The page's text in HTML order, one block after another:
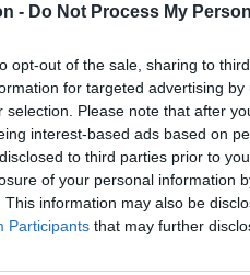
- Do Not Process My
opt-out of the sale, sharing to
for targeted advertising
selection. Please note that after
interest-based ads based on
to third parties prior to
of your personal information
This information may also be
Participants that may further
egyik legismertebb
földet